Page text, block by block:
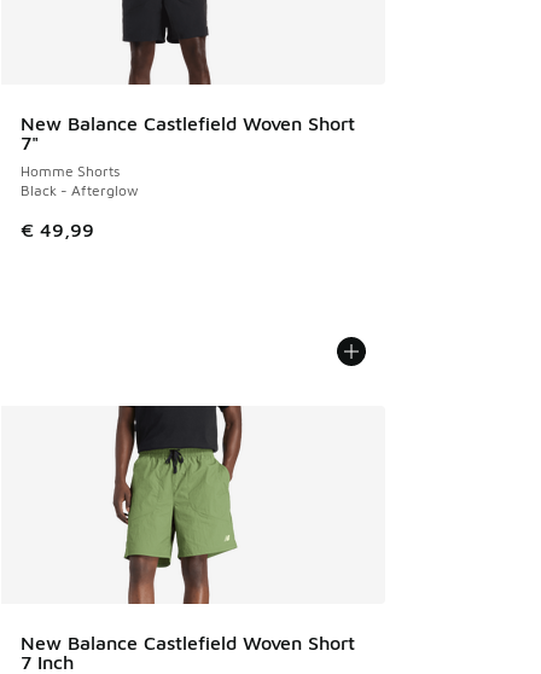
New Balance Castlefield Woven Short
7"
Homme Shorts
Black - Afterglow
€ 49,99
New Balance Castlefield Woven Short
7 Inch